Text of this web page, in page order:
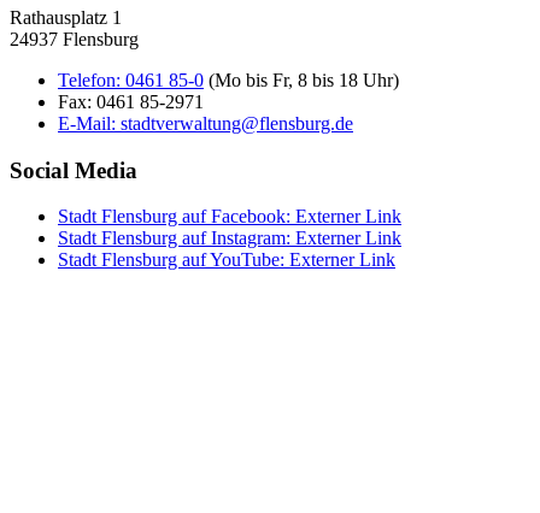
Rathausplatz 1
24937 Flensburg
Telefon: 0461 85-0 (Mo bis Fr, 8 bis 18 Uhr)
Fax: 0461 85-2971
E-Mail: stadtverwaltung@flensburg.de
Social Media
Stadt Flensburg auf Facebook: Externer Link
Stadt Flensburg auf Instagram: Externer Link
Stadt Flensburg auf YouTube: Externer Link